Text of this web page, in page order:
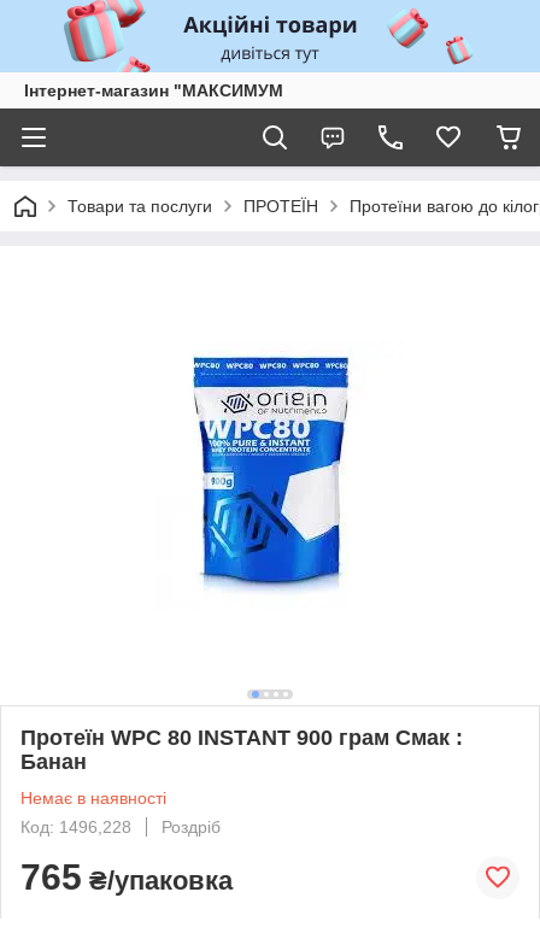
Інтернет-магазин "МАКСИМУМ
Товари та послуги ПРОТЕЇН Протеїни вагою до
Протеїн WPC 80 INSTANT 900 грам Смак :
Банан
Немає в наявності
Код: 1496,228
Роздріб
765 ₴/упаковка